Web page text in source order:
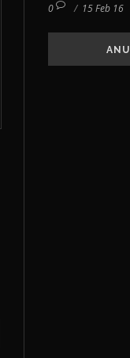
0 / 15 Feb 16